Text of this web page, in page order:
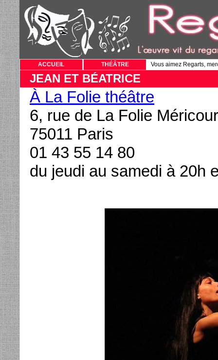
ACCUEIL THÉÂTRE Vous aimez Regarts,
JEAN ET BÉATRICE
À La Folie théâtre
6, rue de La Folie
75011 Paris
01 43 55 14 80
du jeudi au samedi à 20h